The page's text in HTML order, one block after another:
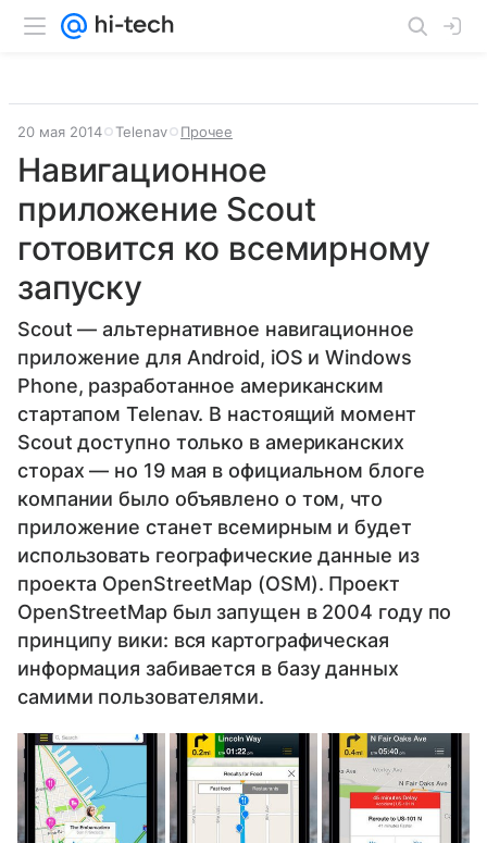
20 мая 2014 Telenav Прочее
Навигационное
приложение Scout
готовится ко всемирному
запуску
Scout — альтернативное навигационное
приложение для Android, iOS и Windows
Phone, разработанное американским
стартапом Telenav. В настоящий момент
Scout доступно только в американских
сторах — но 19 мая в официальном блоге
компании было объявлено о том, что
приложение станет всемирным и будет
использовать географические данные из
проекта OpenStreetMap (OSM). Проект
OpenStreetMap был запущен в 2004 году по
принципу вики: вся картографическая
информация забивается в базу данных
самими пользователями.